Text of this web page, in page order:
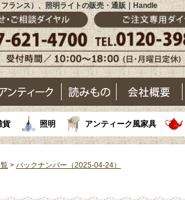
ランス）、照明ライトの販売・通販｜Handle
貨 照明 アンティーク風家具
> バックナンバー（2025-04-24）